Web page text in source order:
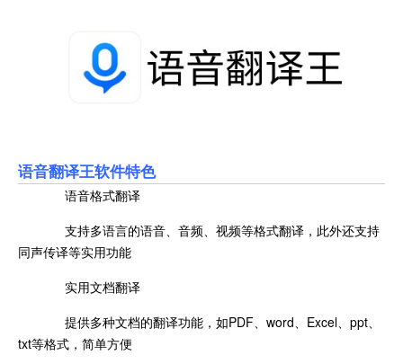
语音翻译王软件特色
语音格式翻译
支持多语言的语音、音频、视频等格式翻译，此外还支持
同声传译等实用功能
实用文档翻译
提供多种文档的翻译功能，如PDF、word、Excel、ppt、
txt等格式，简单方便